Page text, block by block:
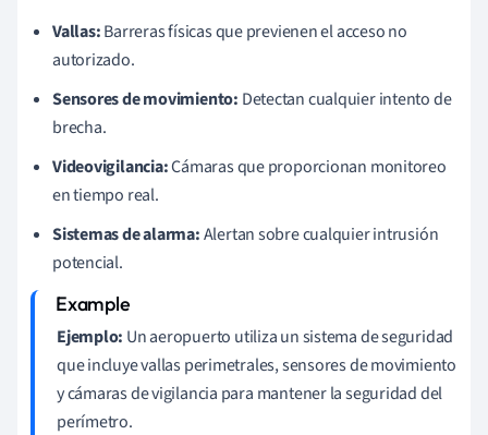
Vallas:Barreras físicas que previenen el acceso no
autorizado.
Sensores de movimiento: Detectan cualquier intento de
brecha.
Videovigilancia:Cámaras que proporcionan monitoreo
en tiempo real.
Sistemas de alarma:Alertan sobre cualquier intrusión
potencial.
Ejemplo: Un aeropuerto utiliza un sistema de seguridad
que incluye vallas perimetrales, sensores de movimiento
y cámaras de vigilancia para mantener la seguridad del
perímetro.